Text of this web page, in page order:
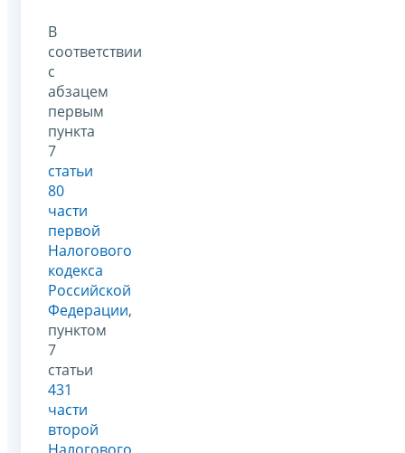
В
соответствии
с
абзацем
первым
пункта
7
статьи
80
части
первой
Налогового
кодекса
Российской
Федерации,
пунктом
7
статьи
431
части
второй
Налогового